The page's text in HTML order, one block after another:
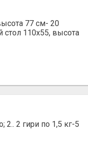
77 см- 20
стол 110х55, высота
2.. 2 гири по 1,5 кг-5